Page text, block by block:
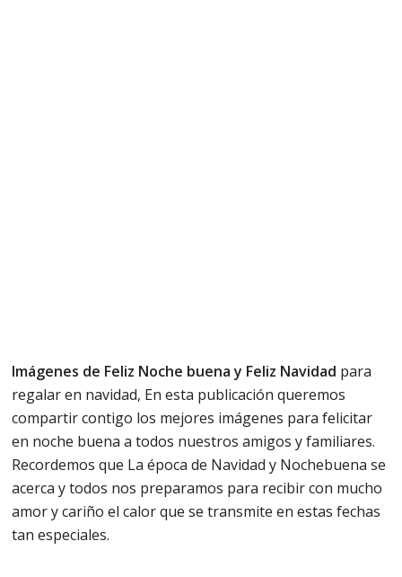
Imágenes de Feliz Noche buena y Feliz Navidad para
regalar en navidad, En esta publicación queremos
compartir contigo los mejores imágenes para felicitar
en noche buena a todos nuestros amigos y familiares.
Recordemos que La época de Navidad y Nochebuena se
acerca y todos nos preparamos para recibir con mucho
amor y cariño el calor que se transmite en estas fechas
tan especiales.